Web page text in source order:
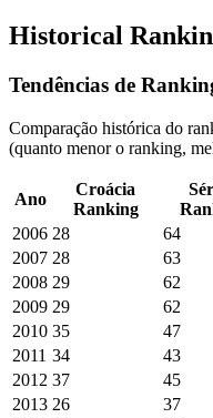
Historical
Tendências de
Comparação histórica do
(quanto menor o ranking,
Ano
Croácia
Ranking
2006 28 64
2007 28 63
2008 29 62
2009 29 62
2010 35 47
2011 34 43
2012 37 45
2013 26 37